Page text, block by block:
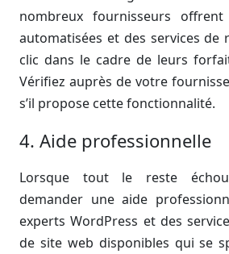
nombreux fournisseurs offrent
automatisées et des services de
clic dans le cadre de leurs
Vérifiez auprès de votre
s’il propose cette fonctionnalité.
4. Aide professionnelle
Lorsque tout le reste
demander une aide
experts WordPress et des
de site web disponibles qui se